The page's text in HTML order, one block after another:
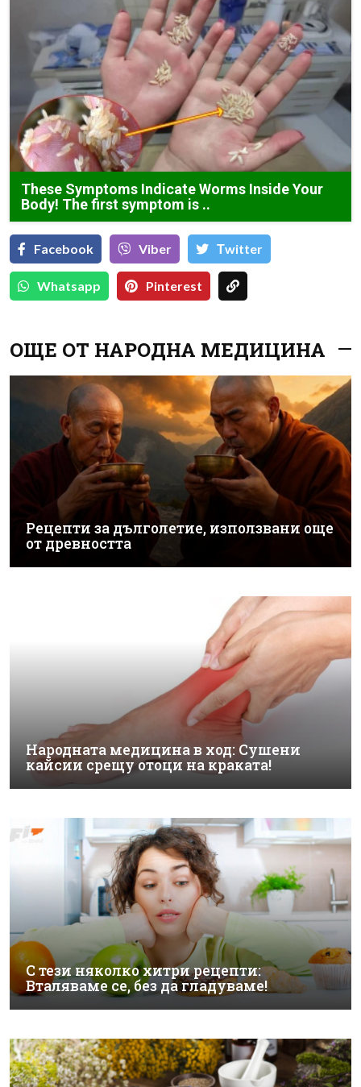
These Symptoms Indicate Worms Inside Your
Body! The first symptom is ..
Facebook Viber Тwitter
Whatsapp Pinterest
ОЩЕ ОТ НАРОДНА МЕДИЦИНА
Рецепти за дълголетие, използвани още
от древността
Народната медицина в ход: Сушени
кайсии срещу отоци на краката!
С тези няколко хитри рецепти:
Вталяваме се, без да гладуваме!